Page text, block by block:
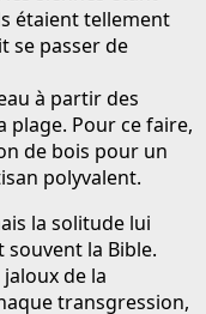
étaient tellement
se passer de
à partir des
plage. Pour ce faire,
de bois pour un
polyvalent.
la solitude lui
souvent la Bible.
de la
transgression,